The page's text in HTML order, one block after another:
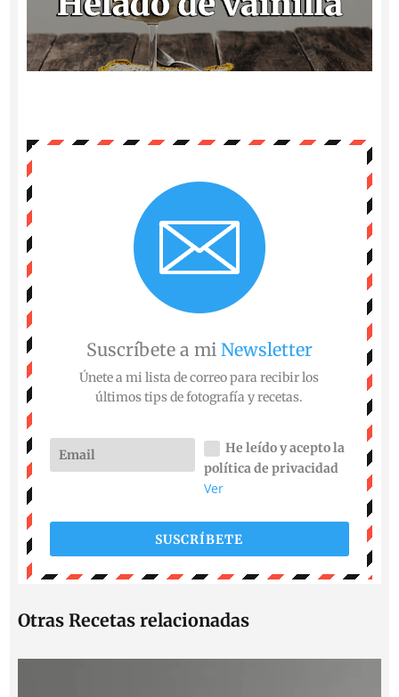
Suscríbete a mi Newsletter
Únete a mi lista de correo para recibir los
últimos tips de fotografía y recetas.
He leído y acepto la
política de privacidad
Ver
SUSCRÍBETE
Otras Recetas relacionadas